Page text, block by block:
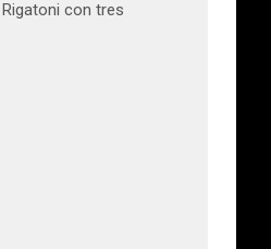
con tres